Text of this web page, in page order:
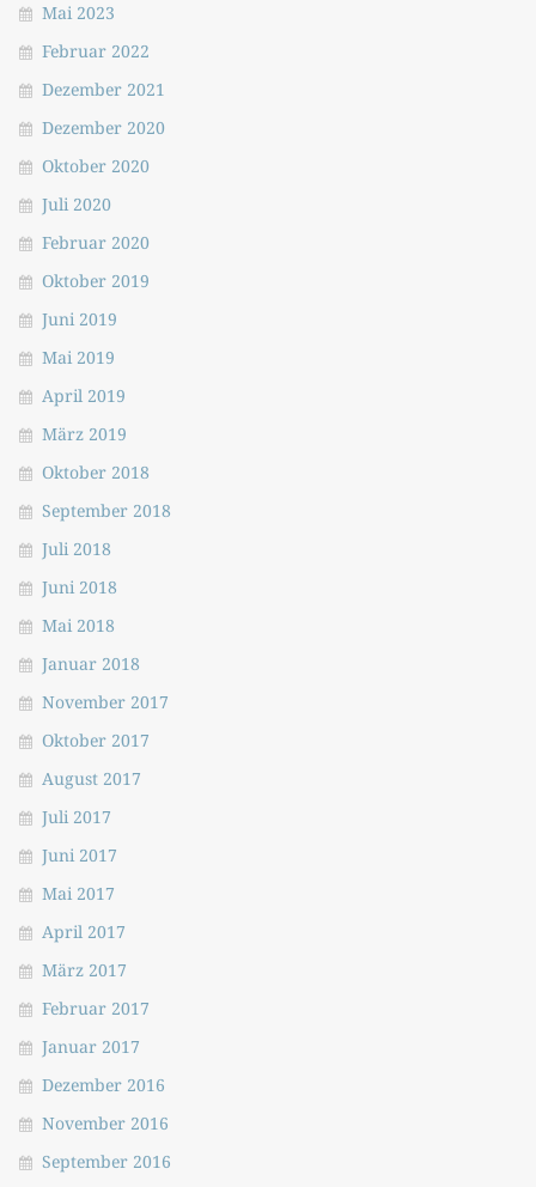
Mai 2023
Februar 2022
Dezember 2021
Dezember 2020
Oktober 2020
Juli 2020
Februar 2020
Oktober 2019
Juni 2019
Mai 2019
April 2019
März 2019
Oktober 2018
September 2018
Juli 2018
Juni 2018
Mai 2018
Januar 2018
November 2017
Oktober 2017
August 2017
Juli 2017
Juni 2017
Mai 2017
April 2017
März 2017
Februar 2017
Januar 2017
Dezember 2016
November 2016
September 2016